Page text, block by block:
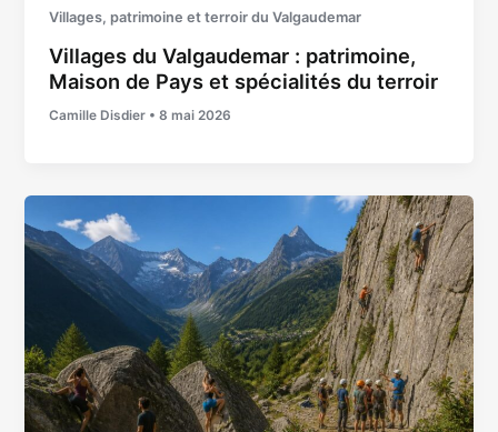
Villages, patrimoine et terroir du Valgaudemar
Villages du Valgaudemar : patrimoine,
Maison de Pays et spécialités du terroir
Camille Disdier •8 mai 2026